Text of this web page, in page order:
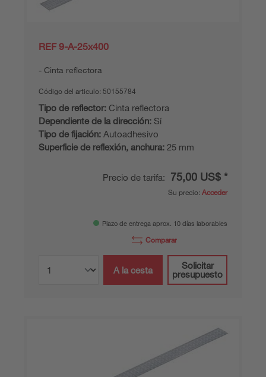
REF 9-A-25x400
Cinta reflectora
Código del articulo: 50155784
Tipo de reflector: Cinta reflectora
Dependiente de la dirección: Sí
Tipo de fijación: Autoadhesivo
Superficie de reflexión, anchura: 25 mm
Precio de tarifa: 75,00 US$ *
Su precio: Acceder
Plazo de entrega aprox. 10 días laborables
Comparar
A la cesta
Solicitar
presupuesto